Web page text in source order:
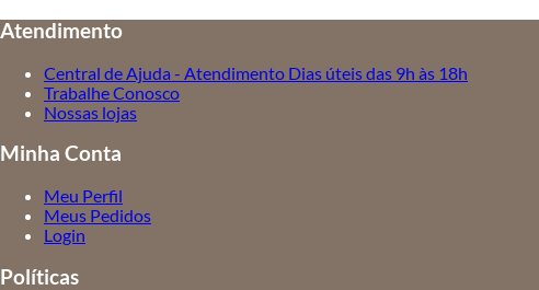
Atendimento
Central de Ajuda - Atendimento Dias úteis das 9h às 18h
Trabalhe Conosco
Nossas lojas
Minha Conta
Meu Perfil
Meus Pedidos
Login
Políticas